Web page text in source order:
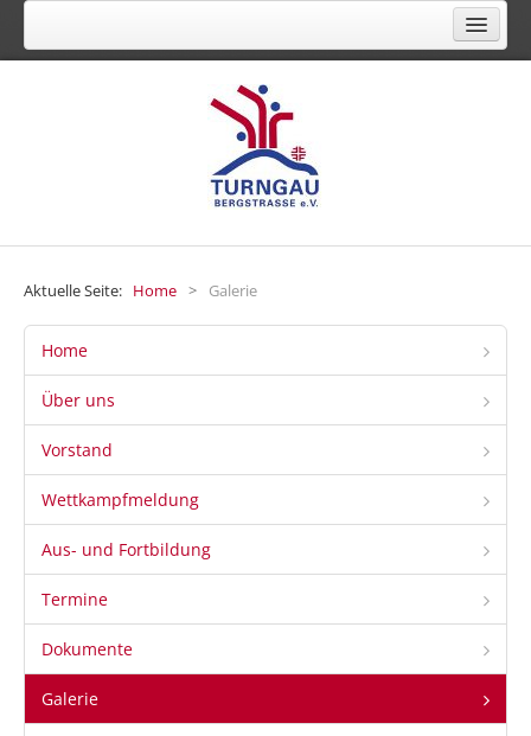
FACHVERBAND FÜR TURNEN, GYMNASTIK,
FREIZEIT- UND GESUNDHEITSSPORT
Aktuelle Seite: Home > Galerie
Home
Über uns
Vorstand
Wettkampfmeldung
Aus- und Fortbildung
Termine
Dokumente
Galerie